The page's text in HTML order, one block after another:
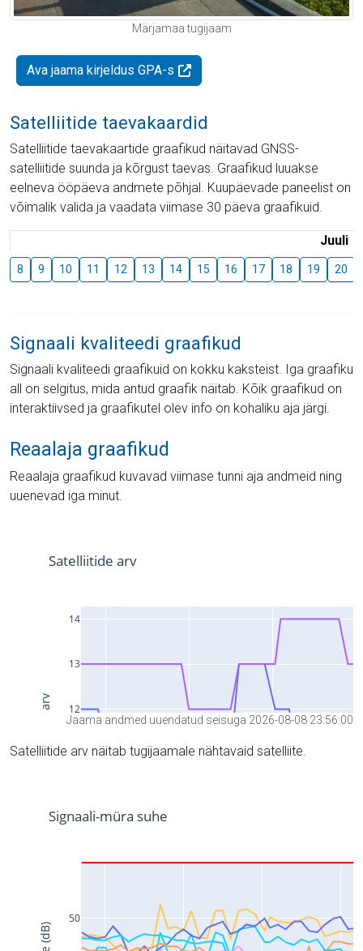
Märjamaa tugijaam
Ava jaama kirjeldus GPA-s
Satelliitide taevakaardid
Satelliitide taevakaartide graafikud näitavad GNSS-
satelliitide suunda ja kõrgust taevas. Graafikud luuakse
eelneva ööpäeva andmete põhjal. Kuupäevade paneelist on
võimalik valida ja vaadata viimase 30 päeva graafikuid.
Juuli
8 9 10 11 12 13 14 15 16 17 18 19 20
Signaali kvaliteedi graafikud
Signaali kvaliteedi graafikuid on kokku kaksteist. Iga graafiku
all on selgitus, mida antud graafik näitab. Kõik graafikud on
interaktiivsed ja graafikutel olev info on kohaliku aja järgi.
Reaalaja graafikud
Reaalaja graafikud kuvavad viimase tunni aja andmeid ning
uuenevad iga minut.
Jaama andmed uuendatud seisuga 2026-08-08 23:56:00
Satelliitide arv näitab tugijaamale nähtavaid satelliite.